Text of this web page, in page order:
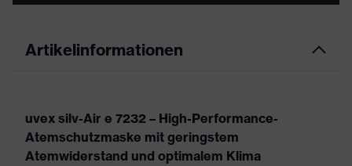
Artikelinformationen
uvex silv-Air e 7232 – High-Performance-
Atemschutzmaske mit geringstem
Atemwiderstand und optimalem Klima